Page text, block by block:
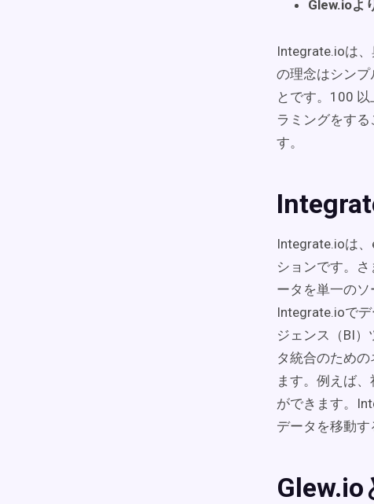
Glew.ioよ
Integrate.ioは
の理念はシン
とです。100
ラミングをす
す。
Integrate.ioは
ションです。
ータを単一のソ
Integrate.ioで
ジェンス（BI
タ統合のため
ます。例えば
ができます。
データを移動す
Glew.io